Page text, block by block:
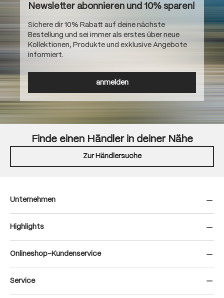
Newsletter abonnieren und 10% sparen!
Sichere dir 10% Rabatt auf deine nächste
Bestellung und sei immer als erstes über neue
Kollektionen, Produkte und exklusive Angebote
informiert.
anmelden
Finde einen Händler in deiner Nähe
Zur Händlersuche
Unternehmen
Highlights
Onlineshop-Kundenservice
Service